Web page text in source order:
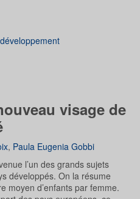
visage de
, Paula Eugenia Gobbi
l’un des grands sujets
développés. On la résume
moyen d’enfants par femme.